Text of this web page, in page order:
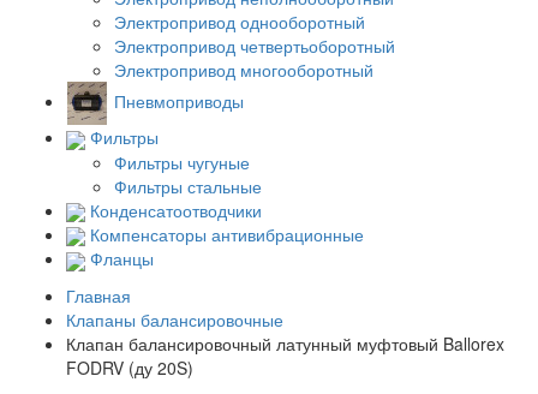
Электропривод однооборотный
Электропривод четвертьоборотный
Электропривод многооборотный
Пневмоприводы
Фильтры
Фильтры чугуные
Фильтры стальные
Конденсатоотводчики
Компенсаторы антивибрационные
Фланцы
Главная
Клапаны балансировочные
Клапан балансировочный латунный муфтовый Ballorex
FODRV (ду 20S)